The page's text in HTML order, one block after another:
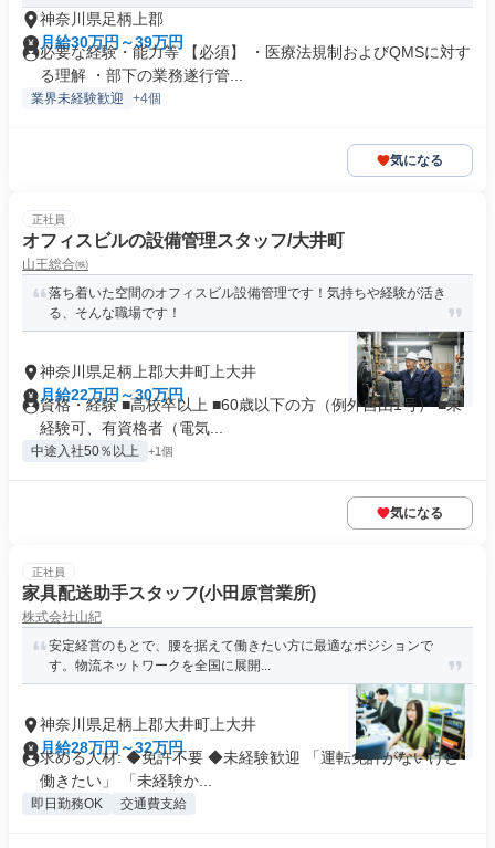
神奈川県足柄上郡
月給30万円～39万円
必要な経験・能力等 【必須】 ・医療法規制およびQMSに対す
る理解 ・部下の業務遂行管...
業界未経験歓迎 +4個
気になる
正社員
オフィスビルの設備管理スタッフ/大井町
山王総合㈱
落ち着いた空間のオフィスビル設備管理です！気持ちや経験が活き
る、そんな職場です！
神奈川県足柄上郡大井町上大井
月給22万円～30万円
資格・経験 ■高校卒以上 ■60歳以下の方（例外自由1号） ■未
経験可、有資格者（電気...
中途入社50％以上 +1個
気になる
正社員
家具配送助手スタッフ(小田原営業所)
株式会社山紀
安定経営のもとで、腰を据えて働きたい方に最適なポジションで
す。物流ネットワークを全国に展開...
神奈川県足柄上郡大井町上大井
月給28万円～32万円
求める人材: ◆免許不要 ◆未経験歓迎 「運転免許がないけど
働きたい」 「未経験か...
即日勤務OK 交通費支給